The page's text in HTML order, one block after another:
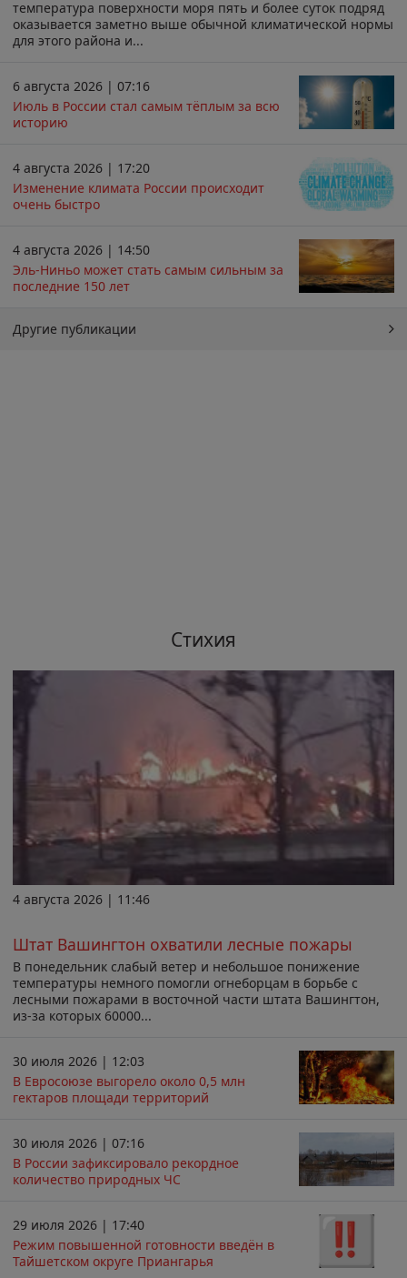
температура поверхности моря пять и более суток подряд
оказывается заметно выше обычной климатической нормы
для этого района и...
6 августа 2026 | 07:16
Июль в России стал самым тёплым за всю
историю
4 августа 2026 | 17:20
Изменение климата России происходит
очень быстро
4 августа 2026 | 14:50
Эль-Ниньо может стать самым сильным за
последние 150 лет
Другие публикации
Стихия
4 августа 2026 | 11:46
Штат Вашингтон охватили лесные пожары
В понедельник слабый ветер и небольшое понижение
температуры немного помогли огнеборцам в борьбе с
лесными пожарами в восточной части штата Вашингтон,
из-за которых 60000...
30 июля 2026 | 12:03
В Евросоюзе выгорело около 0,5 млн
гектаров площади территорий
30 июля 2026 | 07:16
В России зафиксировало рекордное
количество природных ЧС
29 июля 2026 | 17:40
Режим повышенной готовности введён в
Тайшетском округе Приангарья